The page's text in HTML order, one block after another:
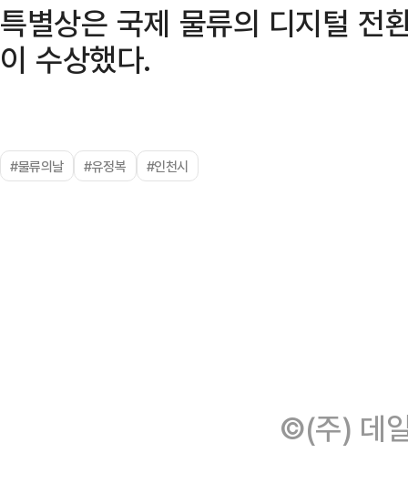
특별상은 국제 물류의 디지털 전
이 수상했다.
#물류의날 #유정복 #인천시
©(주) 데